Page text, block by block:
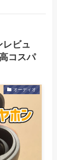
レビュ
コスパ
オーディオ